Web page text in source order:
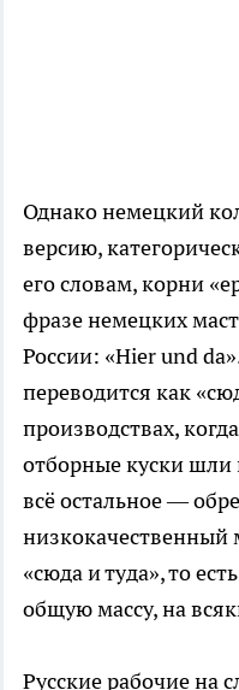
Однако немецкий
версию,
его словам, корни
фразе немецких
России: «Hier und
переводится как
производствах,
отборные куски
всё остальное —
«сюда и туда», то
общую массу, на
Русские рабочие на